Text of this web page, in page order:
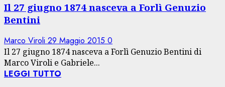
Il 27 giugno 1874 nasceva a Forlì Genuzio
Bentini
Marco Viroli 29 Maggio 2015 0
Il 27 giugno 1874 nasceva a Forlì Genuzio Bentini di
Marco Viroli e Gabriele...
LEGGI TUTTO